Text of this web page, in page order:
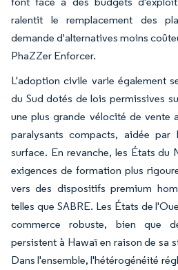
ralentit le remplacement des
demande d'alternatives moins
PhaZZer Enforcer.
L'adoption civile varie également
du Sud dotés de lois permissives
une plus grande vélocité de vente
paralysants compacts, aidée
surface. En revanche, les États du
exigences de formation plus
vers des dispositifs premium
telles que SABRE. Les États de
commerce robuste, bien que
persistent à Hawaï en raison de sa
Dans l'ensemble, l'hétérogénéité